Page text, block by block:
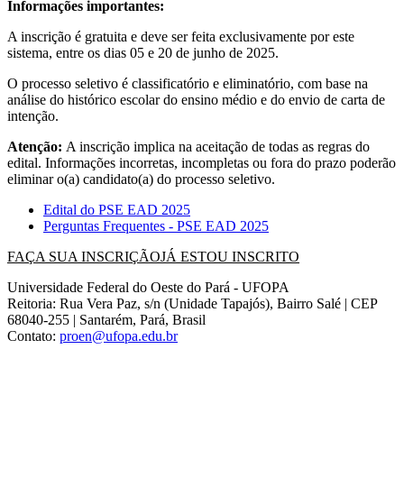
Informações importantes:
A inscrição é gratuita e deve ser feita exclusivamente por este
sistema, entre os dias 05 e 20 de junho de 2025.
O processo seletivo é classificatório e eliminatório, com base na
análise do histórico escolar do ensino médio e do envio de carta de
intenção.
Atenção: A inscrição implica na aceitação de todas as regras do
edital. Informações incorretas, incompletas ou fora do prazo poderão
eliminar o(a) candidato(a) do processo seletivo.
Edital do PSE EAD 2025
Perguntas Frequentes - PSE EAD 2025
FAÇA SUA INSCRIÇÃOJÁ ESTOU INSCRITO
Universidade Federal do Oeste do Pará - UFOPA
Reitoria: Rua Vera Paz, s/n (Unidade Tapajós), Bairro Salé | CEP
68040-255 | Santarém, Pará, Brasil
Contato: proen@ufopa.edu.br